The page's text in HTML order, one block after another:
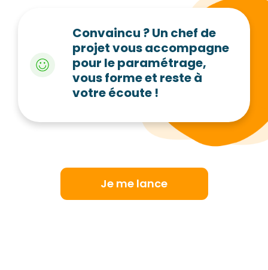
Convaincu ? Un chef de
projet vous accompagne
pour le paramétrage,
vous forme et reste à
votre écoute !
Je me lance